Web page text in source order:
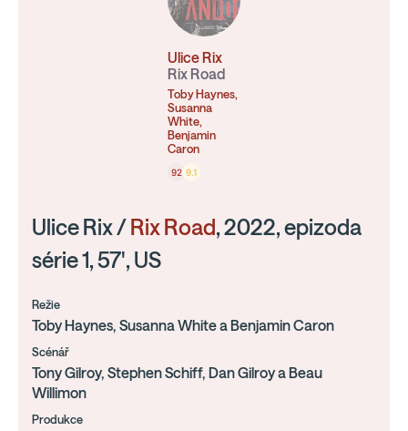
Ulice Rix
Rix Road
Toby Haynes,
Susanna
White,
Benjamin
Caron
92 9.1
Ulice Rix / Rix Road, 2022, epizoda
série 1, 57', US
Režie
Toby Haynes, Susanna White a Benjamin Caron
Scénář
Tony Gilroy, Stephen Schiff, Dan Gilroy a Beau
Willimon
Produkce